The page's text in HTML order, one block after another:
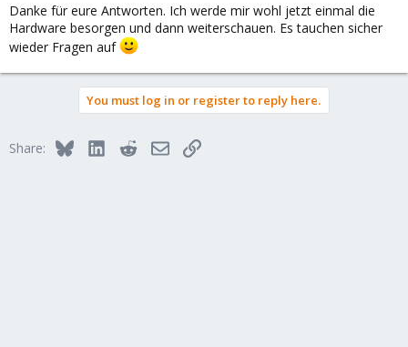
Danke für eure Antworten. Ich werde mir wohl jetzt einmal die
Hardware besorgen und dann weiterschauen. Es tauchen sicher
wieder Fragen auf
You must log in or register to reply here.
Share: BlueskyLinkedInRedditEmailLink